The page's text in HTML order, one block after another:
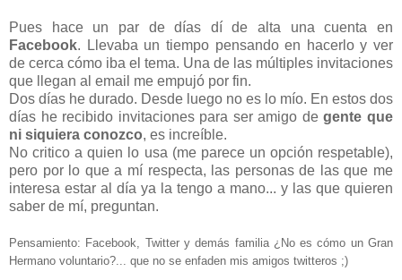
Pues hace un par de días dí de alta una cuenta en
Facebook. Llevaba un tiempo pensando en hacerlo y ver
de cerca cómo iba el tema. Una de las múltiples invitaciones
que llegan al email me empujó por fin.
Dos días he durado. Desde luego no es lo mío. En estos dos
días he recibido invitaciones para ser amigo degente que
ni siquiera conozco, es increíble.
No critico a quien lo usa (me parece un opción respetable),
pero por lo que a mí respecta, las personas de las que me
interesa estar al día ya la tengo a mano... y las que quieren
saber de mí, preguntan.
Pensamiento: Facebook, Twitter y demás familia ¿No es cómo un Gran
Hermano voluntario?... que no se enfaden mis amigos twitteros ;)